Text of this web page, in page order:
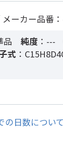
メーカー品番
品 純度：---
式 ：
の日数について